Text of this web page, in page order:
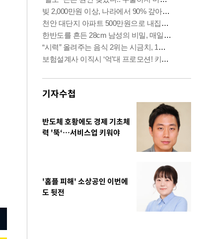
기자수첩
반도체 호황에도 경제 기초체
력 '뚝‘…서비스업 키워야
'홈플 피해' 소상공인 이번에
도 뒷전